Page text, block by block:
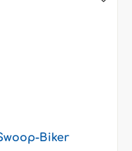
Biker